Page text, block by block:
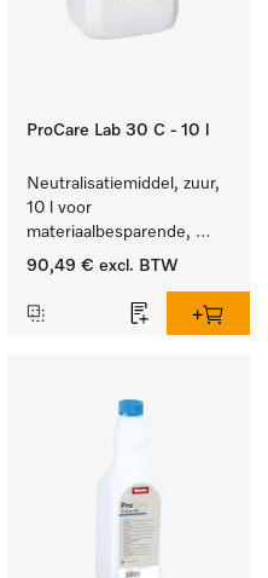
ProCare Lab 30 C - 10 l
Neutralisatiemiddel, zuur,
10 l voor
materiaalbesparende,
machinale reiniging van
gerei.
90,49 € excl. BTW